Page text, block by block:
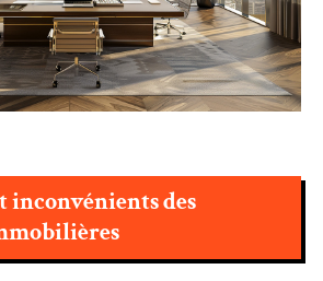
inconvénients des